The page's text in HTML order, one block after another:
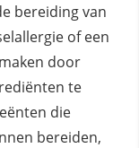
bereiding van
of een
door
te
die
bereiden,